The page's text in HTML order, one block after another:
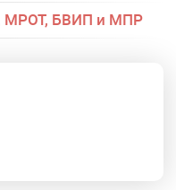
МРОТ, БВИП и МПР